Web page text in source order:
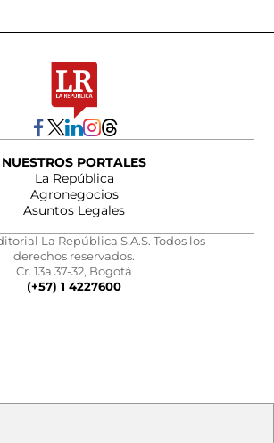
NUESTROS PORTALES
La República
Agronegocios
Asuntos Legales
La República S.A.S. Todos los
derechos reservados.
Cr. 13a 37-32, Bogotá
(+57) 1 4227600